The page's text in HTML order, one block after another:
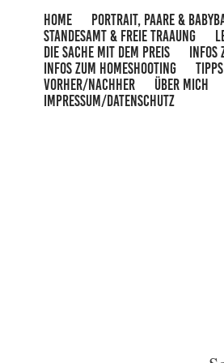
HOME
PORTRAIT, PAARE &
STANDESAMT & FREIE TRAAUNG
DIE SACHE MIT DEM PREIS
INFOS ZUM HOMESHOOTING
VORHER/NACHHER
ÜBER MICH
IMPRESSUM/DATENSCHUTZ